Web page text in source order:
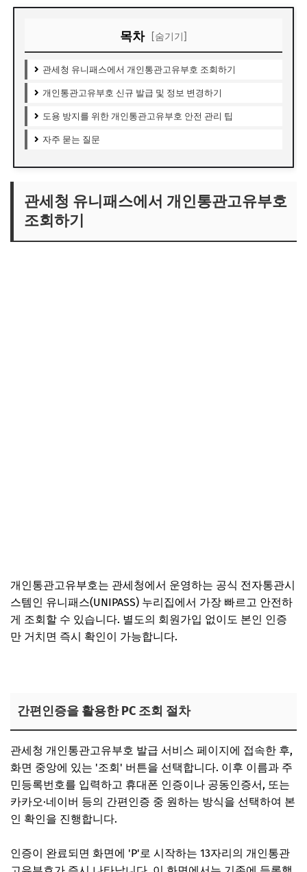
목차 [숨기기]
관세청 유니패스에서 개인통관고유부호 조회하기
개인통관고유부호 신규 발급 및 정보 변경하기
도용 방지를 위한 개인통관고유부호 안전 관리 팁
자주 묻는 질문
관세청 유니패스에서 개인통관고유부호
조회하기
개인통관고유부호는 관세청에서 운영하는 공식 전자통관시
스템인 유니패스(UNIPASS) 누리집에서 가장 빠르고 안전하
게 조회할 수 있습니다. 별도의 회원가입 없이도 본인 인증
만 거치면 즉시 확인이 가능합니다.
간편인증을 활용한 PC 조회 절차
관세청 개인통관고유부호 발급 서비스 페이지에 접속한 후,
화면 중앙에 있는 '조회' 버튼을 선택합니다. 이후 이름과 주
민등록번호를 입력하고 휴대폰 인증이나 공동인증서, 또는
카카오·네이버 등의 간편인증 중 원하는 방식을 선택하여 본
인 확인을 진행합니다.
인증이 완료되면 화면에 'P'로 시작하는 13자리의 개인통관